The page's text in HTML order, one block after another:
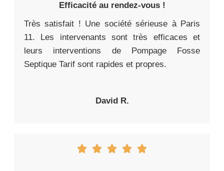
Efficacité au rendez-vous !
Très satisfait ! Une société sérieuse à Paris
11. Les intervenants sont très efficaces et
leurs interventions de Pompage Fosse
Septique Tarif sont rapides et propres.
David R.